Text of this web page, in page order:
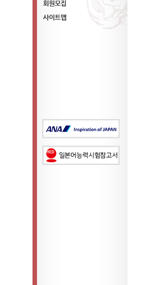
질문코너
회원모집